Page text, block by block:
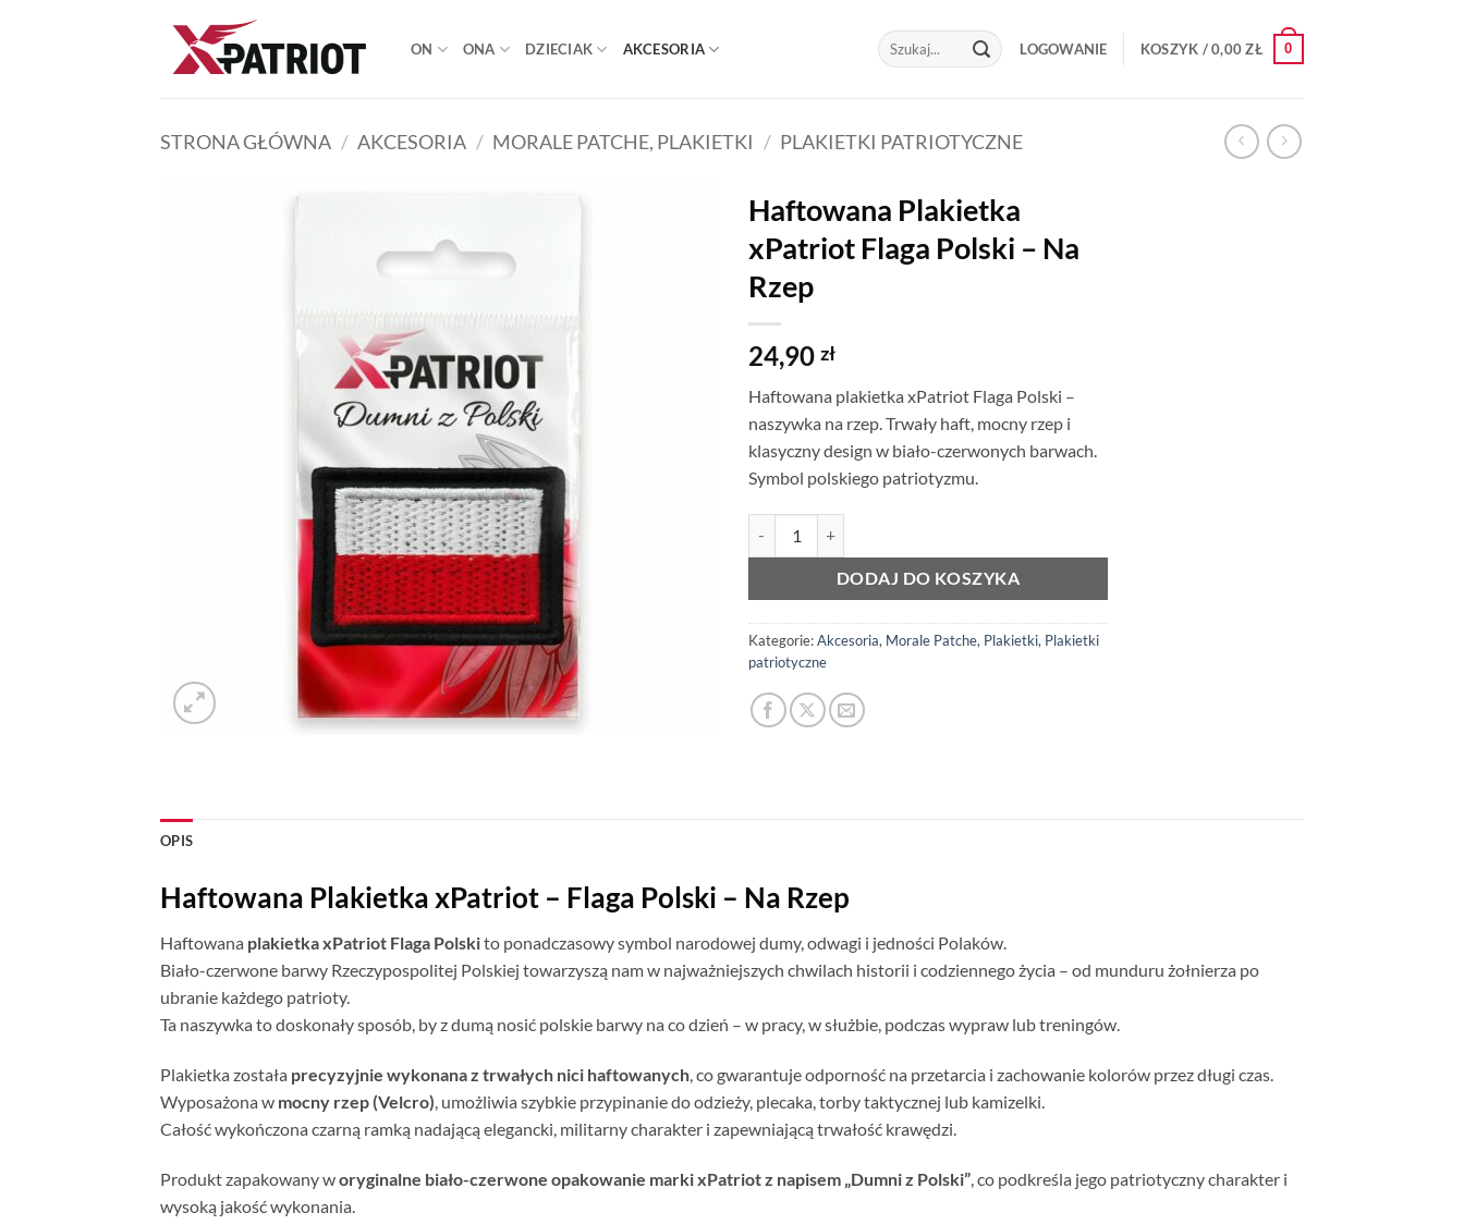
ON ONA DZIECIAK AKCESORIA
Szukaj:
LOGOWANIE KOSZYK /0,00ZŁ 0
STRONA GŁÓWNA / AKCESORIA / MORALE PATCHE, PLAKIETKI / PLAKIETKI PATRIOTYCZNE
Haftowana Plakietka
xPatriot Flaga Polski – Na
Rzep
24,90 zł
Haftowana plakietka xPatriot Flaga Polski –
naszywka na rzep. Trwały haft, mocny rzep i
klasyczny design w biało-czerwonych barwach.
Symbol polskiego patriotyzmu.
DODAJ DO KOSZYKA
Kategorie:Akcesoria, Morale Patche, Plakietki, Plakietki
patriotyczne
OPIS
Haftowana Plakietka xPatriot – Flaga Polski – Na Rzep
Haftowana plakietka xPatriot Flaga Polskito ponadczasowy symbol narodowej dumy, odwagi i jedności Polaków.
Biało-czerwone barwy Rzeczypospolitej Polskiej towarzyszą nam w najważniejszych chwilach historii i codziennego życia – od munduru żołnierza po
ubranie każdego patrioty.
Ta naszywka to doskonały sposób, by z dumą nosić polskie barwy na co dzień – w pracy, w służbie, podczas wypraw lub treningów.
Plakietka została precyzyjnie wykonana z trwałych nici haftowanych, co gwarantuje odporność na przetarcia i zachowanie kolorów przez długi czas.
Wyposażona w mocny rzep (Velcro), umożliwia szybkie przypinanie do odzieży, plecaka, torby taktycznej lub kamizelki.
Całość wykończona czarną ramką nadającą elegancki, militarny charakter i zapewniającą trwałość krawędzi.
Produkt zapakowany woryginalne biało-czerwone opakowanie marki xPatriot z napisem „Dumni z Polski”, co podkreśla jego patriotyczny charakter i
wysoką jakość wykonania.